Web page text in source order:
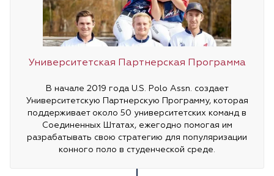
Университетская Партнерская Программа
В начале 2019 года U.S. Polo Assn. создает
Университетскую Партнерскую Программу, которая
поддерживает около 50 университетских команд в
Соединенных Штатах, ежегодно помогая им
разрабатывать свою стратегию для популяризации
конного поло в студенческой среде.